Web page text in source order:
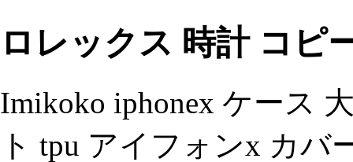
ロレックス 時計 コピ
Imikoko iphonex ケース
ト tpu アイフォンx カバ